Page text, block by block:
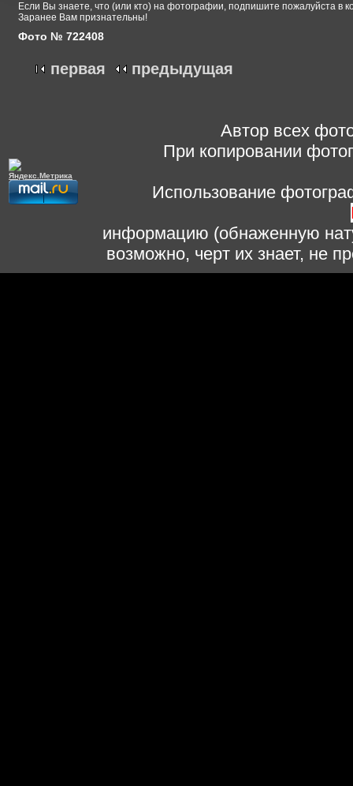
Если Вы знаете, что (или кто) на фотографии, подпишите пожалуйста в
Заранее Вам признательны!
Фото № 722408
первая предыдущая
Автор всех
При копировании
Использование
информацию (обнаженную
возможно, черт их знает, не